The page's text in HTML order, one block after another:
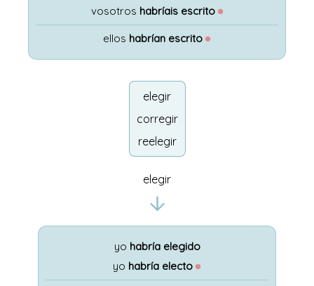
vosotros habríais escrito ●
ellos habrían escrito ●
elegir
corregir
reelegir
elegir
yo habría elegido
yo habría electo ●